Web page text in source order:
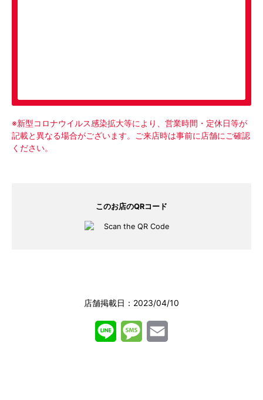
ピックアップメニュー
※新型コロナウイルス感染拡大等により、営業時間・定休日等が
記載と異なる場合がございます。ご来店時は事前に店舗にご確認
ください。
このお店のQRコード
店舗掲載日：2023/04/10
M